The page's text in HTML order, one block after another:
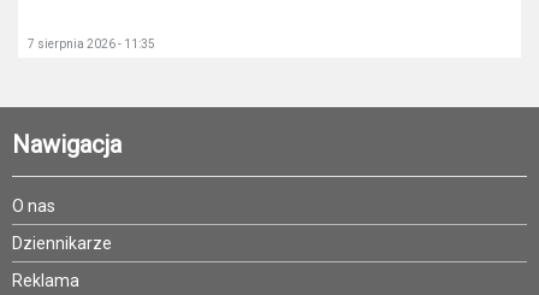
7 sierpnia 2026 - 11:35
Nawigacja
O nas
Dziennikarze
Reklama